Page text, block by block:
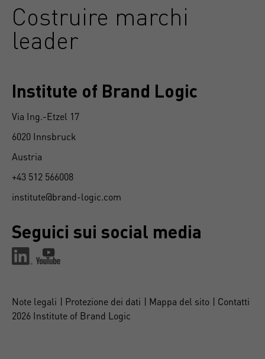
Costruire marchi
leader
Institute of Brand Logic
Via Ing.-Etzel 17
6020 Innsbruck
Austria
+43 512 566008
institute@brand-logic.com
Seguici sui social media
2026 Institute of Brand Logic
Note legali Protezione dei dati Mappa del sito Contatti